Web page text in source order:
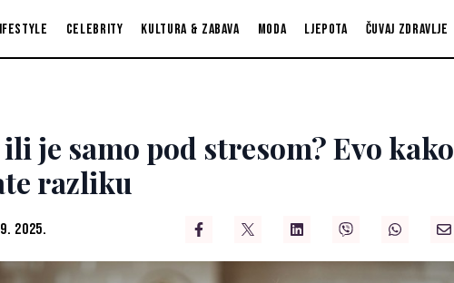
Celebrity Kultura & zabava Moda Ljepota Čuvaj zdravlje
je samo pod stresom? Evo kako
razliku
2025.